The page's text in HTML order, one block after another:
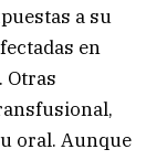
a su
en
Otras
oral. Aunque